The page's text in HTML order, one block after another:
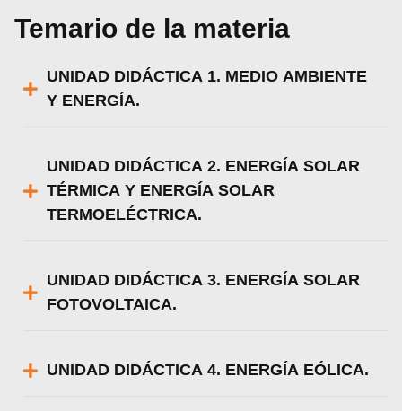
Temario de la materia
UNIDAD DIDÁCTICA 1. MEDIO AMBIENTE
Y ENERGÍA.
UNIDAD DIDÁCTICA 2. ENERGÍA SOLAR
TÉRMICA Y ENERGÍA SOLAR
TERMOELÉCTRICA.
UNIDAD DIDÁCTICA 3. ENERGÍA SOLAR
FOTOVOLTAICA.
UNIDAD DIDÁCTICA 4. ENERGÍA EÓLICA.